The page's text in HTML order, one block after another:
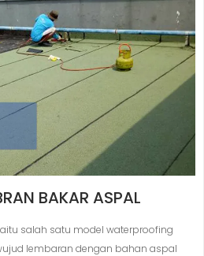
BAKAR ASPAL
salah satu model waterproofing
lembaran dengan bahan aspal